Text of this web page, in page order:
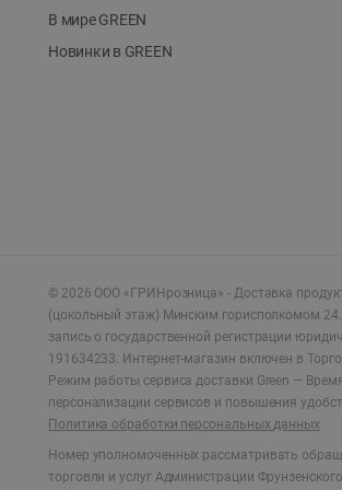
В мире GREEN
Новинки в GREEN
© 2026 ООО «ГРИНрозница» - Доставка
(цокольный этаж) Минским горисполкомом
запись о государственной регистрации
191634233. Интернет-магазин включен в
Режим работы сервиса доставки Green —
персонализации сервисов и повышения
Политика обработки персональных данных
Номер уполномоченных рассматривать
торговли и услуг Администрации